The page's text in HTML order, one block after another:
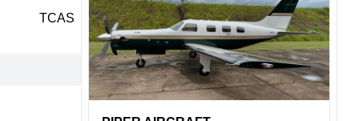
TCAS